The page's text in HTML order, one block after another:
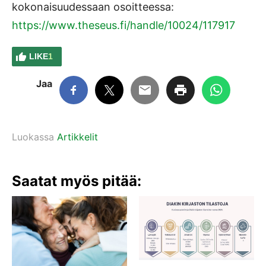
kokonaisuudessaan osoitteessa:
https://www.theseus.fi/handle/10024/117917
LIKE1
Jaa
Luokassa Artikkelit
Saatat myös pitää: